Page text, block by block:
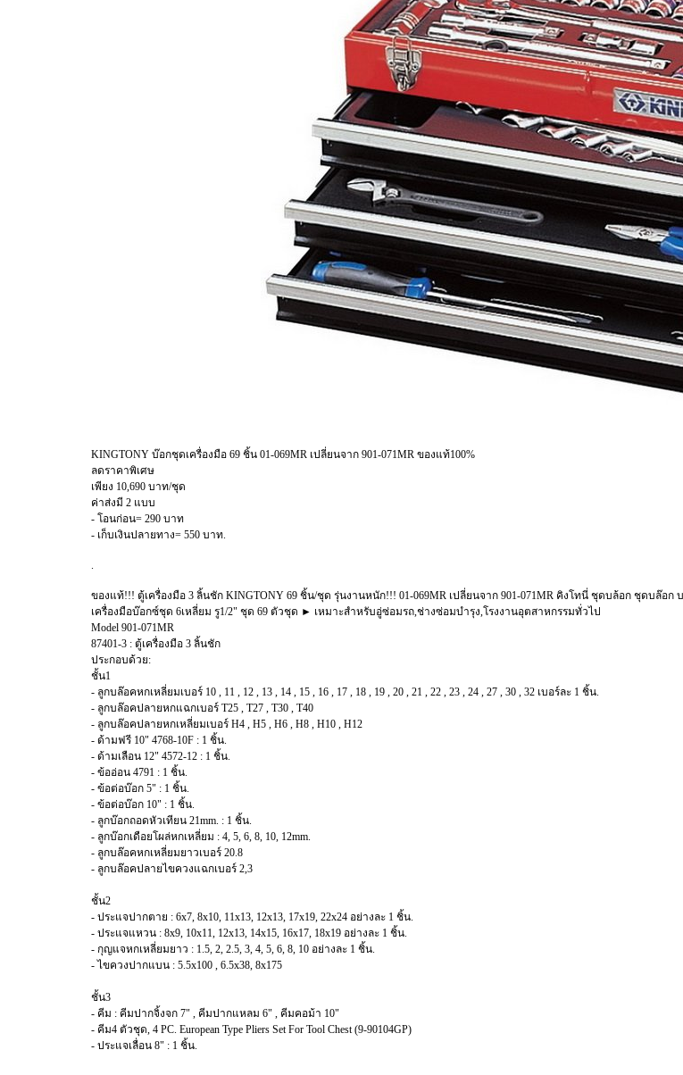
KINGTONY บ๊อกชุดเครื่องมือ 69 ชิ้น 01-069MR เปลี่ยนจาก 901-071MR ของแท้100%
ลดราคาพิเศษ
เพียง 10,690 บาท/ชุด
ค่าส่งมี 2 แบบ
- โอนก่อน= 290 บาท
- เก็บเงินปลายทาง= 550 บาท.
ของแท้!!! ตู้เครื่องมือ 3 ลิ้นชัก KINGTONY 69 ชิ้น/ชุด รุ่นงานหนัก!!! 01-069MR เปลี่ยนจาก 901-071MR คิงโทนี่ ชุดบล้อก ชุดบล๊อก
เครื่องมือบ๊อกซ์ชุด 6เหลี่ยม รู1/2" ชุด 69 ตัวชุด ► เหมาะสำหรับอู่ซ่อมรถ,ช่างซ่อมบำรุง,โรงงานอุตสาหกรรมทั่วไป
Model 901-071MR
87401-3 : ตู้เครื่องมือ 3 ลิ้นชัก
ประกอบด้วย:
ชั้น1
- ลูกบล๊อคหกเหลี่ยมเบอร์ 10 , 11 , 12 , 13 , 14 , 15 , 16 , 17 , 18 , 19 , 20 , 21 , 22 , 23 , 24 , 27 , 30 , 32 เบอร์ละ 1 ชิ้น.
- ลูกบล๊อคปลายหกแฉกเบอร์ T25 , T27 , T30 , T40
- ลูกบล๊อคปลายหกเหลี่ยมเบอร์ H4 , H5 , H6 , H8 , H10 , H12
- ด้ามฟรี 10" 4768-10F : 1 ชิ้น.
- ด้ามเลือน 12" 4572-12 : 1 ชิ้น.
- ข้ออ่อน 4791 : 1 ชิ้น.
- ข้อต่อบ๊อก 5" : 1 ชิ้น.
- ข้อต่อบ๊อก 10" : 1 ชิ้น.
- ลูกบ๊อกถอดหัวเทียน 21mm. : 1 ชิ้น.
- ลูกบ๊อกเดือยโผล่หกเหลี่ยม : 4, 5, 6, 8, 10, 12mm.
- ลูกบล๊อคหกเหลี่ยมยาวเบอร์ 20.8
- ลูกบล๊อคปลายไขควงแฉกเบอร์ 2,3
ชั้น2
- ประแจปากตาย : 6x7, 8x10, 11x13, 12x13, 17x19, 22x24 อย่างละ 1 ชิ้น.
- ประแจแหวน : 8x9, 10x11, 12x13, 14x15, 16x17, 18x19 อย่างละ 1 ชิ้น.
- กุญแจหกเหลี่ยมยาว : 1.5, 2, 2.5, 3, 4, 5, 6, 8, 10 อย่างละ 1 ชิ้น.
- ไขควงปากแบน : 5.5x100 , 6.5x38, 8x175
ชั้น3
- คีม : คีมปากจิ้งจก 7" , คีมปากแหลม 6" , คีมคอม้า 10"
- คีม4 ตัวชุด, 4 PC. European Type Pliers Set For Tool Chest (9-90104GP)
- ประแจเลื่อน 8" : 1 ชิ้น.